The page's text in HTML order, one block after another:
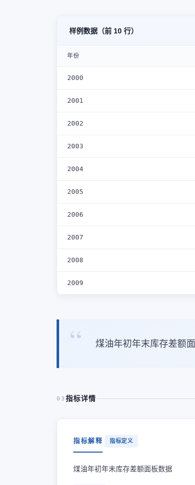
样例数据（前 10 行）
年份
2000
2001
2002
2003
2004
2005
2006
2007
2008
2009
煤油年初年末库存差额
03 指标详情
指标解释 指标定义
煤油年初年末库存差额面板数据